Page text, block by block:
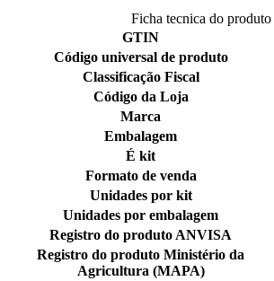
Ficha tecnica do produto
GTIN
Código universal de produto
Classificação Fiscal
Código da Loja
Marca
Embalagem
É kit
Formato de venda
Unidades por kit
Unidades por embalagem
Registro do produto ANVISA
Registro do produto Ministério da
Agricultura (MAPA)